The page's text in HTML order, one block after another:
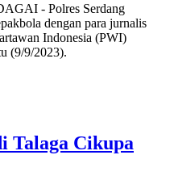
- Polres Serdang
dengan para jurnalis
Indonesia (PWI)
(9/9/2023).
Talaga Cikupa